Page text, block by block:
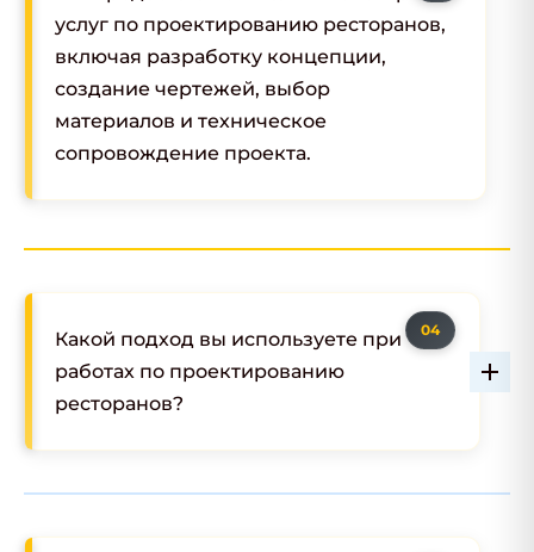
услуг по проектированию ресторанов,
включая разработку концепции,
создание чертежей, выбор
материалов и техническое
сопровождение проекта.
Какой подход вы используете при
работах по проектированию
ресторанов?